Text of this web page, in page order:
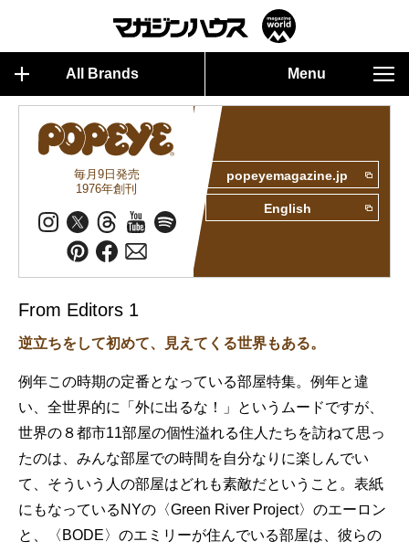
All Brands Menu
毎月9日発売
1976年創刊
popeyemagazine.jp
English
From Editors 1
逆立ちをして初めて、見えてくる世界もある。
例年この時期の定番となっている部屋特集。例年と違
い、全世界的に「外に出るな！」というムードですが、
世界の８都市11部屋の個性溢れる住人たちを訪ねて思っ
たのは、みんな部屋での時間を自分なりに楽しんでい
て、そういう人の部屋はどれも素敵だということ。表紙
にもなっているNYの〈Green River Project〉のエーロン
と、〈BODE〉のエミリーが住んでいる部屋は、彼らの